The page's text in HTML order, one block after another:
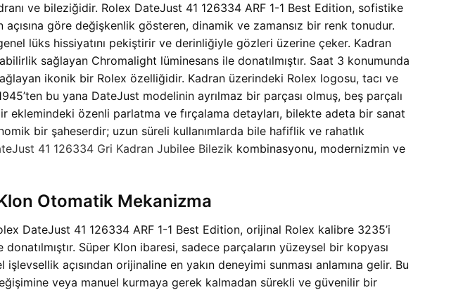
ve bileziğidir. Rolex DateJust 41 126334 ARF 1-1 Best Edition, sofistike
göre değişkenlik gösteren, dinamik ve zamansız bir renk tonudur.
lüks hissiyatını pekiştirir ve derinliğiyle gözleri üzerine çeker. Kadran
sağlayan Chromalight lüminesans ile donatılmıştır. Saat 3 konumunda
ikonik bir Rolex özelliğidir. Kadran üzerindeki Rolex logosu, tacı ve
bu yana DateJust modelinin ayrılmaz bir parçası olmuş, beş parçalı
eklemindeki özenli parlatma ve fırçalama detayları, bilekte adeta bir sanat
bir şaheserdir; uzun süreli kullanımlarda bile hafiflik ve rahatlık
41 126334 Gri Kadran Jubilee Bilezik kombinasyonu, modernizmin ve
Otomatik Mekanizma
DateJust 41 126334 ARF 1-1 Best Edition, orijinal Rolex kalibre 3235’i
Süper Klon ibaresi, sadece parçaların yüzeysel bir kopyası
açısından orijinaline en yakın deneyimi sunması anlamına gelir. Bu
veya manuel kurmaya gerek kalmadan sürekli ve güvenilir bir